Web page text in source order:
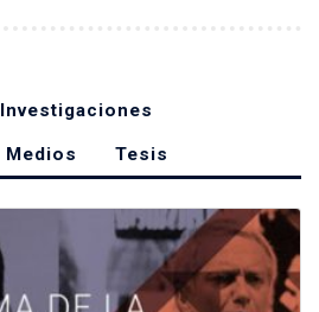
Investigaciones
Medios Tesis